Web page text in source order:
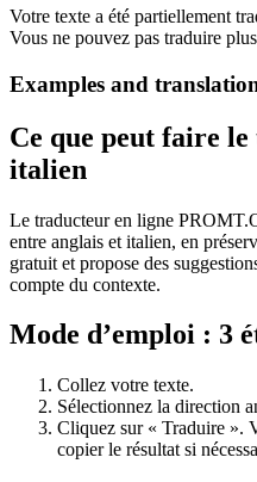
Votre texte a été partiellement
Vous ne pouvez pas traduire
Examples and
Ce que peut faire
italien
Le traducteur en ligne
entre anglais et italien, en
gratuit et propose des
compte du contexte.
Mode d’emploi : 3
Collez votre texte.
Sélectionnez la direction
Cliquez sur « Traduire ».
copier le résultat si